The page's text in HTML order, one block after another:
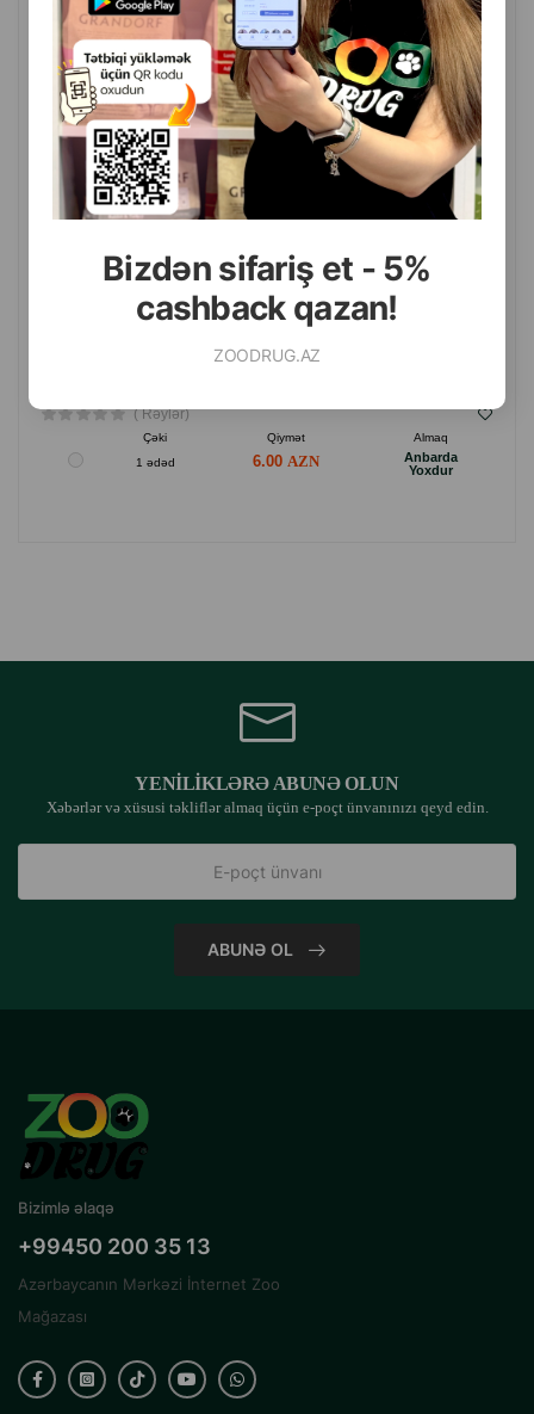
Bizdən sifariş et - 5%
cashback qazan!
ZOODRUG.AZ
PCHELODAR SLEZNKA LOSYONU, ITLƏR VƏ PIŞIKLƏRIN
GÖZLƏRINI TƏMIZLƏMƏK ÜÇÜN 50 ML.
( Rəylər)
Çəki Qiymət
Almaq
1 ədəd
6.00
Anbarda
Yoxdur
YENILIKLƏRƏ ABUNƏ OLUN
Xəbərlər və xüsusi təkliflər almaq üçün e-poçt ünvanınızı qeyd edin.
ABUNƏ OL
Bizimlə əlaqə
+99450 200 35 13
Azərbaycanın Mərkəzi İnternet Zoo
Mağazası